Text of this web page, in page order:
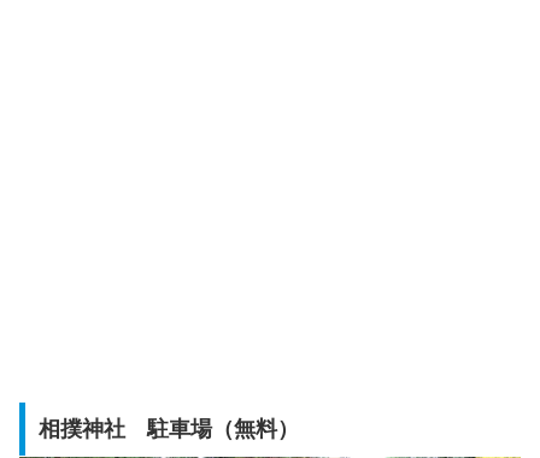
相撲神社 駐車場（無料）